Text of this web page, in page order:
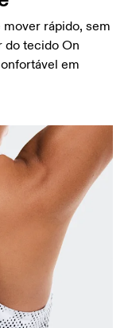
rápido, sem
do tecido On
em